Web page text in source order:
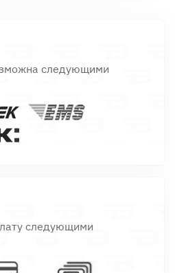
следующими
следующими